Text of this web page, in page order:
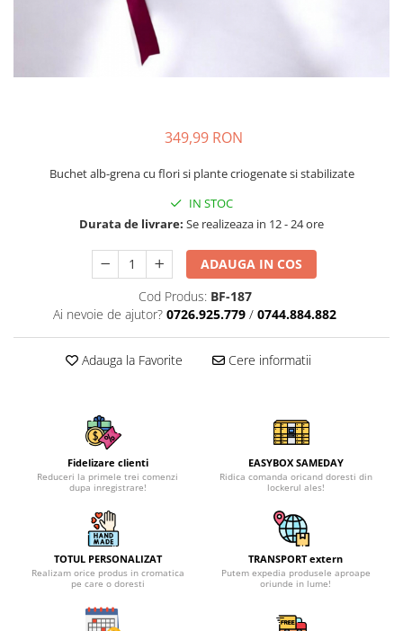
349,99 RON
Buchet alb-grena cu flori si plante criogenate si stabilizate
IN STOC
Durata de livrare: Se realizeaza in 12 - 24 ore
ADAUGA IN COS
Cod Produs: BF-187
Ai nevoie de ajutor? 0726.925.779 / 0744.884.882
Adauga la Favorite Cere informatii
Fidelizare clienti
Reduceri la primele trei comenzi
dupa inregistrare!
EASYBOX SAMEDAY
Ridica comanda oricand doresti din
lockerul ales!
TOTUL PERSONALIZAT
Realizam orice produs in cromatica
pe care o doresti
TRANSPORT extern
Putem expedia produsele aproape
oriunde in lume!